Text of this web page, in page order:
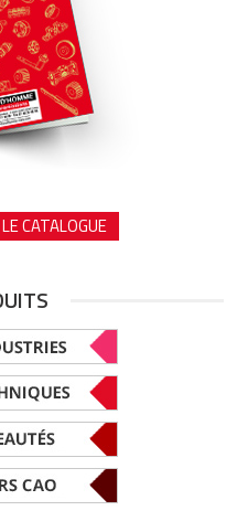
CATALOGUE